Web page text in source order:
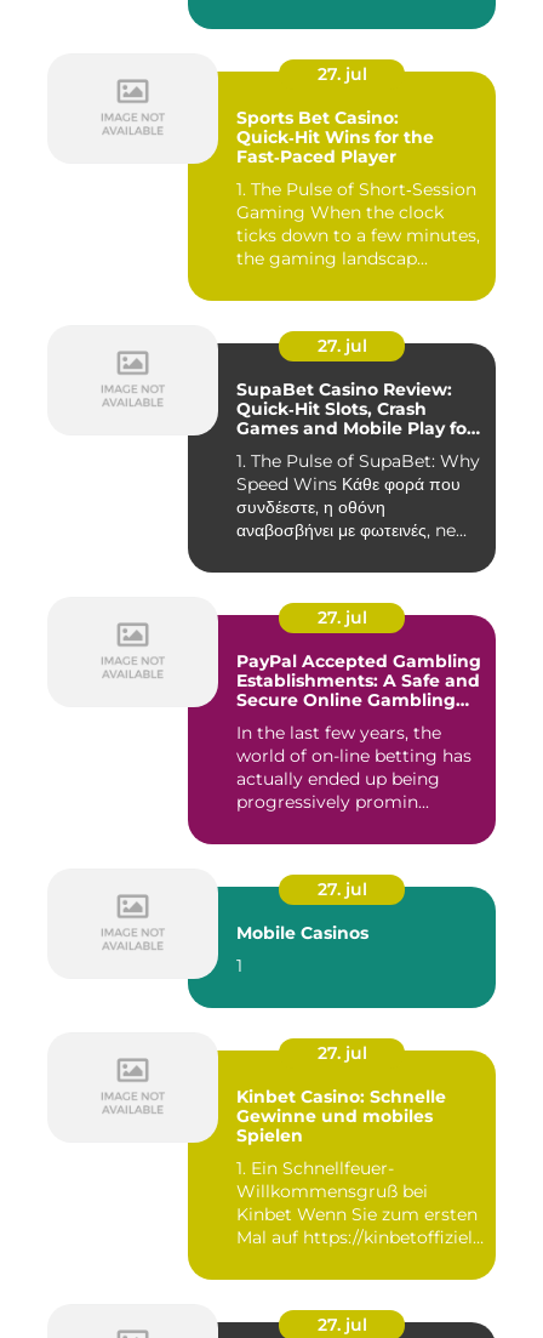
27. jul
Sports Bet Casino:
Quick‑Hit Wins for the
Fast‑Paced Player
1. The Pulse of Short‑Session
Gaming When the clock
ticks down to a few minutes,
the gaming landscap...
27. jul
SupaBet Casino Review:
Quick‑Hit Slots, Crash
Games and Mobile Play for
1. The Pulse of SupaBet: Why
Speed Wins Κάθε φορά που
συνδέεστε, η οθόνη
αναβοσβήνει με φωτεινές, ne...
27. jul
PayPal Accepted Gambling
Establishments: A Safe and
Secure Online Gambling
In the last few years, the
world of on-line betting has
actually ended up being
progressively promin...
27. jul
Mobile Casinos
1
27. jul
Kinbet Casino: Schnelle
Gewinne und mobiles
Spielen
1. Ein Schnellfeuer-
Willkommensgruß bei
Kinbet Wenn Sie zum ersten
Mal auf https://kinbetoffiziell-
27. jul